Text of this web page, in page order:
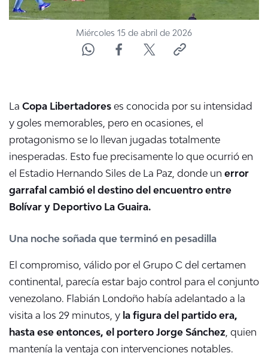
Miércoles 15 de abril de 2026
La Copa Libertadores es conocida por su intensidad
y goles memorables, pero en ocasiones, el
protagonismo se lo llevan jugadas totalmente
inesperadas. Esto fue precisamente lo que ocurrió en
el Estadio Hernando Siles de La Paz, donde un error
garrafal cambió el destino del encuentro entre
Bolívar y Deportivo La Guaira.
Una noche soñada que terminó en pesadilla
El compromiso, válido por el Grupo C del certamen
continental, parecía estar bajo control para el conjunto
venezolano. Flabián Londoño había adelantado a la
visita a los 29 minutos, y la figura del partido era,
hasta ese entonces, el portero Jorge Sánchez, quien
mantenía la ventaja con intervenciones notables.